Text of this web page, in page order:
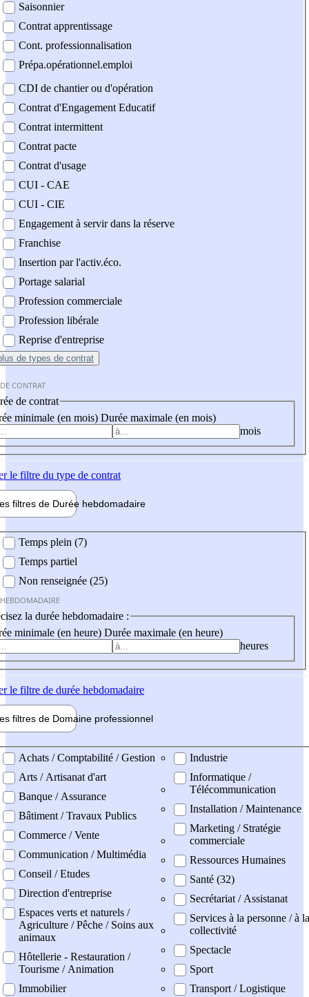
Saisonnier
Contrat apprentissage
Cont. professionnalisation
Prépa.opérationnel.emploi
CDI de chantier ou d'opération
Contrat d'Engagement Educatif
Contrat intermittent
Contrat pacte
Contrat d'usage
CUI - CAE
CUI - CIE
Engagement à servir dans la réserve
Franchise
Insertion par l'activ.éco.
Portage salarial
Profession commerciale
Profession libérale
Reprise d'entreprise
de types de contrat
CONTRAT
de contrat
minimale (en mois) Durée maximale (en mois)
mois
le filtre du type de contrat
filtres de Durée hebdomadaire
Temps plein (7)
Temps partiel
Non renseignée (25)
la durée hebdomadaire :
minimale (en heure) Durée maximale (en heure)
heures
le filtre de durée hebdomadaire
filtres de Domaine professionnel
professionel
Achats / Comptabilité / Gestion
Arts / Artisanat d'art
Banque / Assurance
Bâtiment / Travaux Publics
Commerce / Vente
Communication / Multimédia
Conseil / Etudes
Direction d'entreprise
Espaces verts et naturels /
Agriculture / Pêche / Soins aux
animaux
Hôtellerie - Restauration /
Tourisme / Animation
Immobilier
Industrie
Informatique /
Télécommunication
Installation / Maintenance
Marketing / Stratégie
commerciale
Ressources Humaines
Santé (32)
Secrétariat / Assistanat
Services à la personne / à la
collectivité
Spectacle
Sport
Transport / Logistique